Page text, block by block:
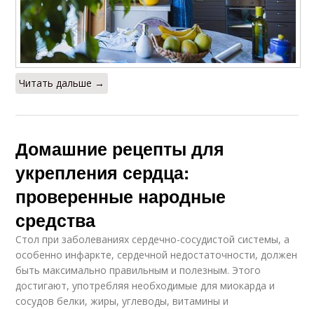
Читать дальше →
Домашние рецепты для
укрепления сердца:
проверенные народные
средства
Стол при заболеваниях сердечно-сосудистой системы, а
особенно инфаркте, сердечной недостаточности, должен
быть максимально правильным и полезным. Этого
достигают, употребляя необходимые для миокарда и
сосудов белки, жиры, углеводы, витамины и